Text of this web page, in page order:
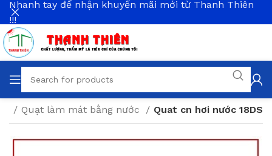
Quạt làm mát bằng nước Quat cn hơi nước 18DS
Nhanh tay để nhận khuyến mãi mới từ Thanh Thiên
!!!